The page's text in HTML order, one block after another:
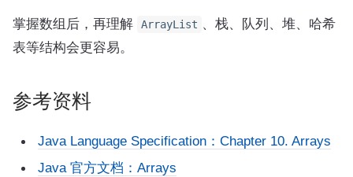
掌握数组后，再理解 ArrayList 、栈、队列、堆、哈希
表等结构会更容易。
参考资料
Java Language Specification：Chapter 10. Arrays
Java 官方文档：Arrays